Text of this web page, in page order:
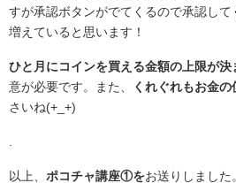
すが承認ボタンがでてくるので承認し
増えていると思います！
ひと月にコインを買える金額の上限が決
意が必要です。また、
くれぐれもお金
さいね(+_+)
以上、 ポコチャ講座①をお送りしました